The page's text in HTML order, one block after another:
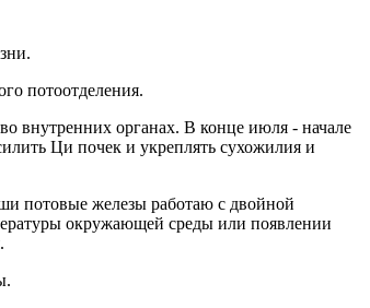
потоотделения.
внутренних органах. В конце июля - начале
Ци почек и укреплять сухожилия и
потовые железы работаю с двойной
окружающей среды или появлении